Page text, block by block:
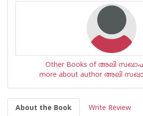
Other Books of അലി
more about author അലി
About the Book Write Review